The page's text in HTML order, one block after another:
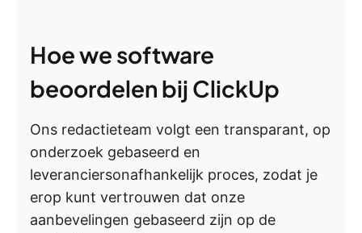
Hoe we software
beoordelen bij ClickUp
Ons redactieteam volgt een transparant, op
onderzoek gebaseerd en
leveranciersonafhankelijk proces, zodat je
erop kunt vertrouwen dat onze
aanbevelingen gebaseerd zijn op de